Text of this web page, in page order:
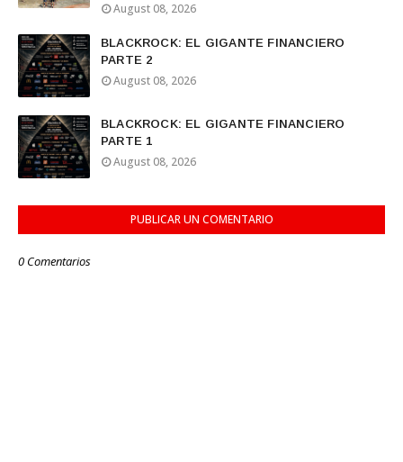
August 08, 2026
BLACKROCK: EL GIGANTE FINANCIERO
PARTE 2
August 08, 2026
BLACKROCK: EL GIGANTE FINANCIERO
PARTE 1
August 08, 2026
PUBLICAR UN COMENTARIO
0 Comentarios